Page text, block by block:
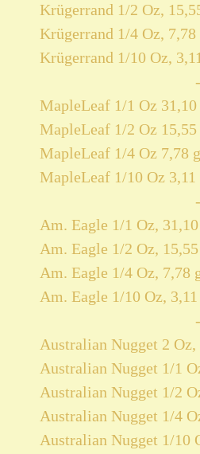
Krügerrand 1/2 Oz,
Krügerrand 1/4 Oz,
Krügerrand 1/10 Oz,
MapleLeaf 1/1 Oz
MapleLeaf 1/2 Oz
MapleLeaf 1/4 Oz 7,78
MapleLeaf 1/10 Oz
Am. Eagle 1/1 Oz,
Am. Eagle 1/2 Oz,
Am. Eagle 1/4 Oz, 7,78
Am. Eagle 1/10 Oz,
Australian Nugget 2
Australian Nugget 1/1
Australian Nugget 1/2
Australian Nugget 1/4
Australian Nugget 1/10